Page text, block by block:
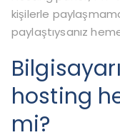
kişilerle
paylaştıysanız
hosting
mi?